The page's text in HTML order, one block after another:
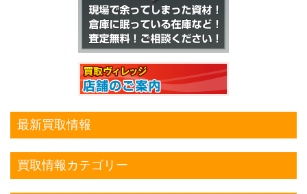
最新買取情報
買取情報カテゴリー